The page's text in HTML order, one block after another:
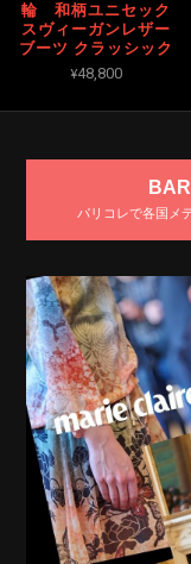
輪 和柄ユニセック
スヴィーガンレザー
ブーツ クラッシック
¥48,800
パリコレで各国メ